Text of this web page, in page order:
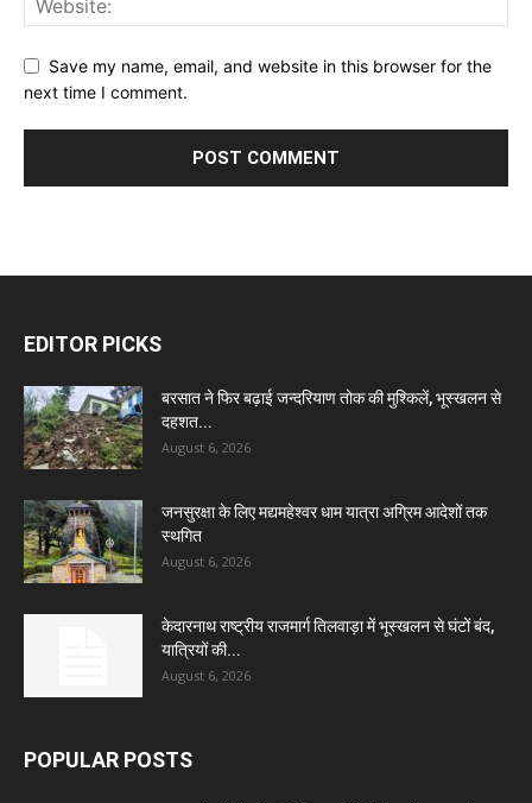
Save my name, email, and website in this browser for the
next time I comment.
EDITOR PICKS
बरसात ने फिर बढ़ाई जन्दरियाण तोक की मुश्किलें, भूस्खलन से
दहशत...
August 6, 2026
जनसुरक्षा के लिए मद्यमहेश्वर धाम यात्रा अग्रिम आदेशों तक
स्थगित
August 6, 2026
केदारनाथ राष्ट्रीय राजमार्ग तिलवाड़ा में भूस्खलन से घंटों बंद,
यात्रियों की...
August 6, 2026
POPULAR POSTS